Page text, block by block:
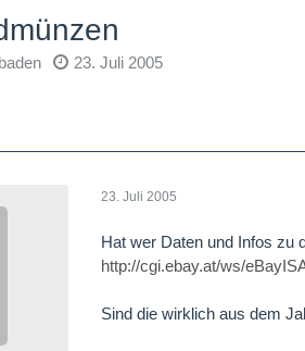
23. Juli 2005
23. Juli 2005
Hat wer Daten und Infos zu
http://cgi.ebay.at/ws/
Sind die wirklich aus dem